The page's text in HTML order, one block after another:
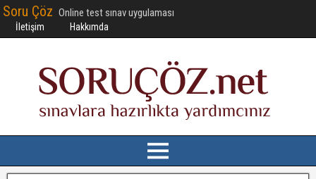
Soru Çöz Online test sınav uygulaması
İletişim Hakkımda